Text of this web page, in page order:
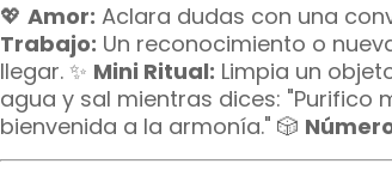
💖 Amor: Aclara dudas con una
Trabajo: Un reconocimiento o
llegar. ✨ Mini Ritual: Limpia un
agua y sal mientras dices: "Purifico
bienvenida a la armonía." 🎲